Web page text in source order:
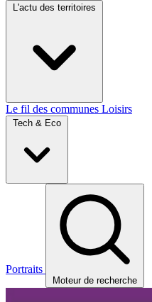
L'actu des territoires
Le fil des communes Loisirs
Tech & Eco
Portraits
Moteur de recherche